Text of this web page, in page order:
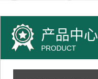
产品中心
PRODUCT